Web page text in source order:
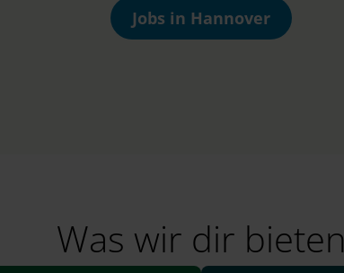
Jobs in Hannover
Was wir dir bieten